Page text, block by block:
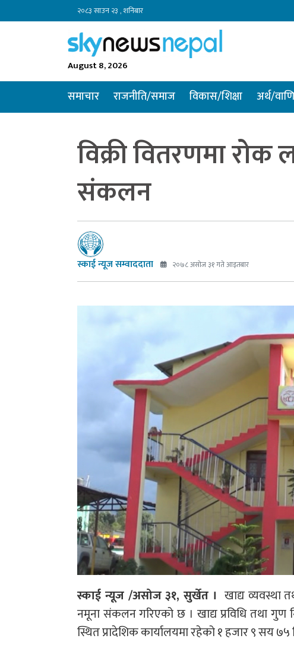
२०८३ साउन २३ , शनिबार
August 8, 2026
समाचार राजनीति/समाज विकास/शिक्षा अर्थ/
विक्री वितरणमा
संकलन
स्काई न्यूज सम्वाददाता २०७८ असोज ३१ गते आइतबार
स्काई न्यूज /असोज ३१, सुर्खेत । खाद्य व्यवस्था
नमूना संकलन गरिएको छ । खाद्य प्रविधि तथा
स्थित प्रादेशिक कार्यालयमा रहेको १ हजार ९ सय